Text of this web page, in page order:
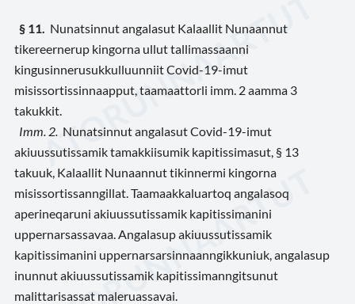
§ 11.
Nunatsinnut angalasut Kalaallit Nunaannut
tikereernerup kingorna ullut tallimassaanni
kingusinnerusukkulluunniit Covid-19-imut
misissortissinnaapput, taamaattorli imm. 2 aamma 3
takukkit.
Imm. 2. Nunatsinnut angalasut Covid-19-imut
akiuussutissamik tamakkiisumik kapitissimasut, § 13
takuuk, Kalaallit Nunaannut tikinnermi kingorna
misissortissanngillat. Taamaakkaluartoq angalasoq
aperineqaruni akiuussutissamik kapitissimanini
uppernarsassavaa. Angalasup akiuussutissamik
kapitissimanini uppernarsarsinnaanngikkuniuk, angalasup
inunnut akiuussutissamik kapitissimanngitsunut
malittarisassat maleruassavai.